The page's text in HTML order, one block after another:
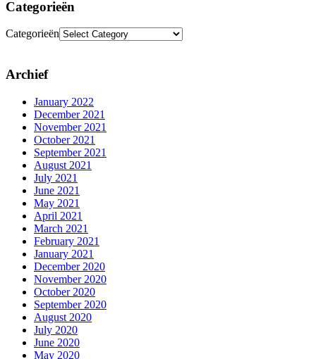
Categorieën
Categorieën
Archief
January 2022
December 2021
November 2021
October 2021
September 2021
August 2021
July 2021
June 2021
May 2021
April 2021
March 2021
February 2021
January 2021
December 2020
November 2020
October 2020
September 2020
August 2020
July 2020
June 2020
May 2020